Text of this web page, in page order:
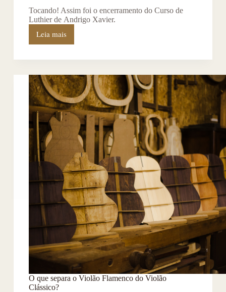
Tocando! Assim foi o encerramento do Curso de
Luthier de Andrigo Xavier.
Leia mais
O que separa o Violão Flamenco do Violão
Clássico?